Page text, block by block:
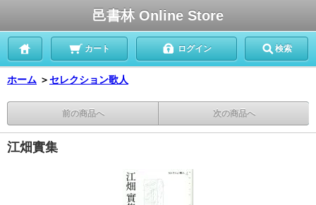
邑書林 Online Store
カート ログイン 検索
ホーム ＞セレクション歌人
前の商品へ 次の商品へ
江畑實集